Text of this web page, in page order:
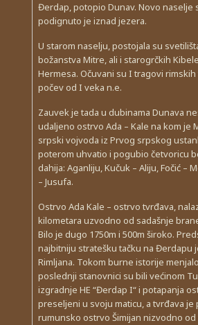
Đerdap, potopio Dunav. Novo naselje
podignuto je iznad jezera.
U starom naselju, postojala su
božanstva Mitre, ali i starogrčkih
Hermesa. Očuvani su I tragovi
počev od I veka n.e.
Zauvek je tada u dubinama Dunava
udaljeno ostrvo Ada – Kale na kom je
srpski vojvoda iz Prvog srpskog
poterom uhvatio i pogubio četvoricu
dahija: Aganliju, Kučuk – Aliju, Fočić –
– Jusufa.
Ostrvo Ada Kale – ostrvo tvrđava,
kilometara uzvodno od sadašnje
Bilo je dugo 1750m i 500m široko.
najbitniju stratešku tačku na Đerdapu
Rimljana. Tokom burne istorije
poslednji stanovnici su bili većinom
izgradnje HE “Đerdap I“ i potapanja
preseljeni u svoju maticu, a tvrđava je
rumunsko ostrvo Šimijan nizvodno od